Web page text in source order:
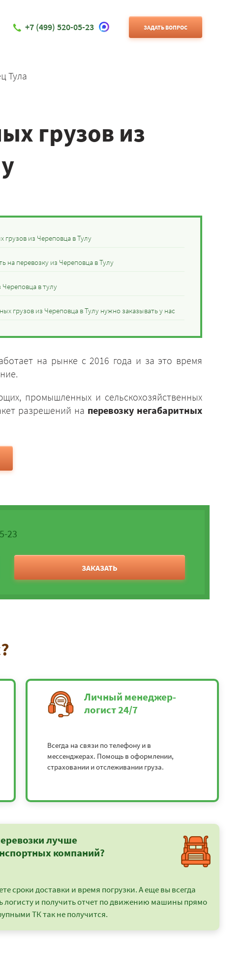
+7 (499) 520-05-23 ЗАДАТЬ ВОПРОС
Тула
грузов из
грузов из Череповца в Тулу
на перевозку из Череповца в Тулу
в тулу
грузов из Череповца в Тулу нужно заказывать у нас
на рынке с 2016 года и за это время
промышленных и сельскохозяйственных
разрешений на перевозку негабаритных
23
ЗАКАЗАТЬ
Личный менеджер-
логист 24/7
Всегда на связи по телефону и в
мессенджерах. Помощь в оформлении,
страховании и отслеживании груза.
лучше
компаний?
сроки доставки и время погрузки. А еще вы всегда
логисту и получить отчет по движению машины прямо
ТК так не получится.